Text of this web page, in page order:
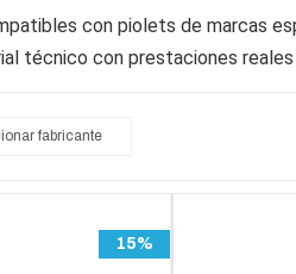
con piolets de marcas
técnico con prestaciones reales
fabricante
15%